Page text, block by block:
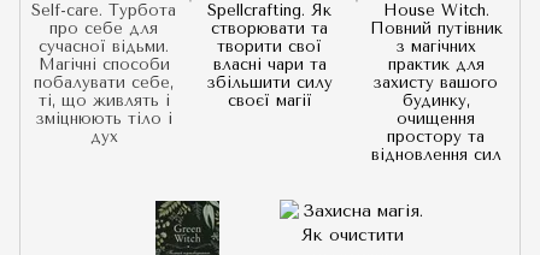
Self-care. Турбота
про себе для
сучасної відьми.
Магічні способи
побалувати себе,
ті, що живлять і
зміцнюють тіло і
дух
Spellcrafting. Як
створювати та
творити свої
власні чари та
збільшити силу
своєї магії
House Witch.
Повний путівник
з магічних
практик для
захисту вашого
будинку,
очищення
простору та
відновлення сил